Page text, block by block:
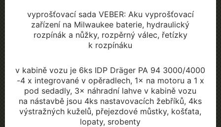
vyprošťovací sada VEBER: Aku vyprošťovací
zařízení na Milwaukee baterie, hydraulický
rozpínák a nůžky, rozpěrný válec, řetízky
k rozpínáku
v kabině vozu je 6ks IDP Dräger PA 94 3000/4000
-4 x integrované v opěradlech, 1× na motoru a 1 x
pod sedadly, 3× náhradní lahve v kabině vozu
na nástavbě jsou 4ks nastavovacích žebříků, 4ks
výstražných kuželů, přejezdové můstky, košťata,
lopaty, srobenty